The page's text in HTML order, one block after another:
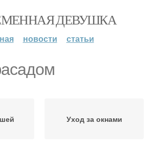
ДЕВУШКА
новости статьи
Уход за окнами